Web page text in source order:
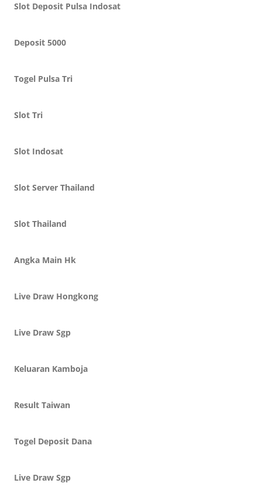
Slot Deposit Pulsa Indosat
Deposit 5000
Togel Pulsa Tri
Slot Tri
Slot Indosat
Slot Server Thailand
Slot Thailand
Angka Main Hk
Live Draw Hongkong
Live Draw Sgp
Keluaran Kamboja
Result Taiwan
Togel Deposit Dana
Live Draw Sgp